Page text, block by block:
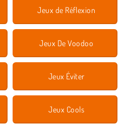
Jeux de Réflexion
Jeux De Voodoo
Jeux Éviter
Jeux Cools